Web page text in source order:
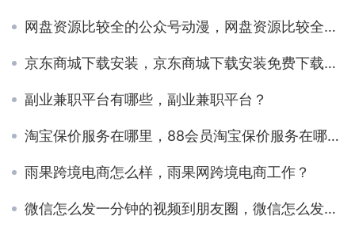
网盘资源比较全的公众号动漫，网盘资源比较全的公众号动漫推荐？
京东商城下载安装，京东商城下载安装免费下载在官网医用袜套？
副业兼职平台有哪些，副业兼职平台？
淘宝保价服务在哪里，88会员淘宝保价服务在哪里？
雨果跨境电商怎么样，雨果网跨境电商工作？
微信怎么发一分钟的视频到朋友圈，微信怎么发一分钟的视频到朋友圈不显示笔记？